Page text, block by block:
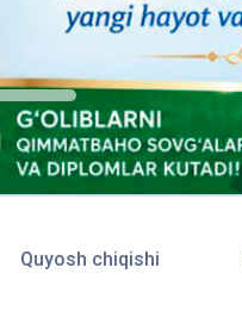
Quyosh chiqishi